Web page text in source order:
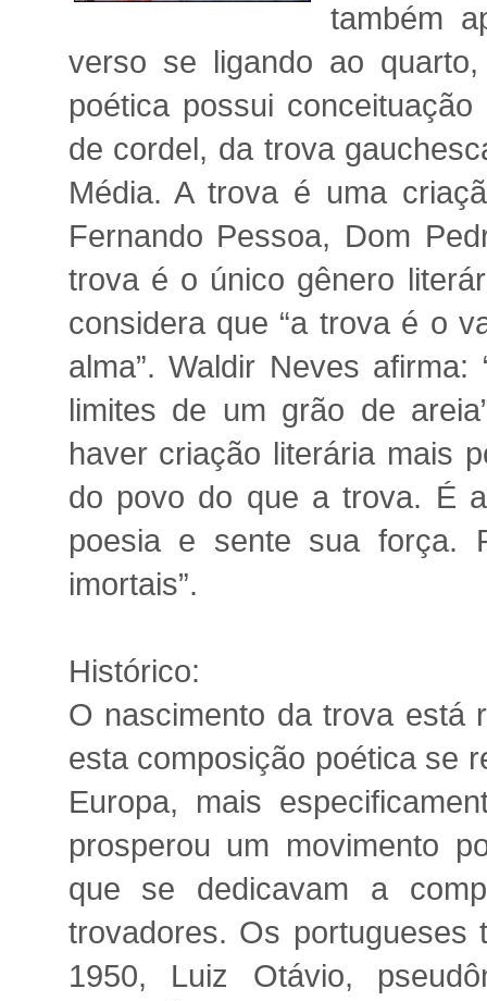
também
verso se ligando ao
poética possui
de cordel, da trova
Média. A trova é uma
Fernando Pessoa, Dom
trova é o único gênero
considera que “a trova é o
alma”. Waldir Neves
limites de um grão de
haver criação literária mais
do povo do que a trova. É
poesia e sente sua força.
imortais”.
Histórico:
O nascimento da trova está
esta composição poética se
Europa, mais
prosperou um movimento
que se dedicavam a
trovadores. Os
1950, Luiz Otávio,